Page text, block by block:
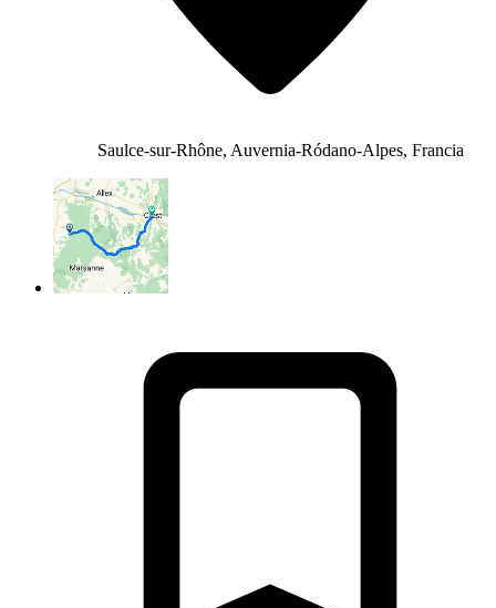
Saulce-sur-Rhône, Auvernia-Ródano-Alpes, Francia